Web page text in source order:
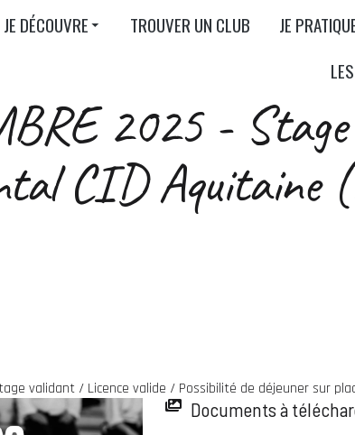
JE DÉCOUVRE TROUVER UN CLUB JE
2025 - Stage
CID Aquitaine
validant / Licence valide / Possibilité de déjeuner sur
Documents à